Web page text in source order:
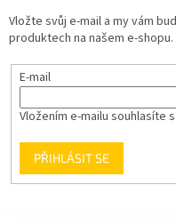
Vložte svůj e-mail a my vám
produktech na našem e-shopu.
E-mail
Vložením e-mailu souhlasíte s
PŘIHLÁSIT SE